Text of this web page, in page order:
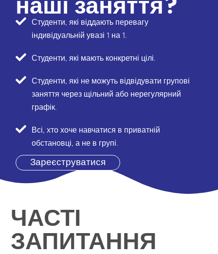
Студенти, які віддають перевагу
індивідуальній увазі 1 на 1.
Студенти, які мають конкретні цілі.
Студенти, які не можуть відвідувати групові
заняття через щільний або нерегулярний
графік.
Всі, хто хоче навчатися в приватній
обстановці, а не в групі.
Зареєструватися
ЧАСТІ
ЗАПИТАННЯ